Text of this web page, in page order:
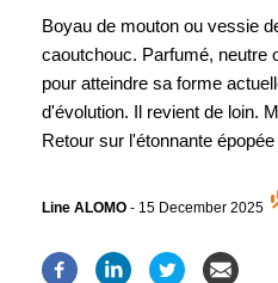
Boyau de mouton ou vessie
caoutchouc. Parfumé, neutre
pour atteindre sa forme
d'évolution. Il revient de loin.
Retour sur l'étonnante
Line ALOMO - 15 December 2025